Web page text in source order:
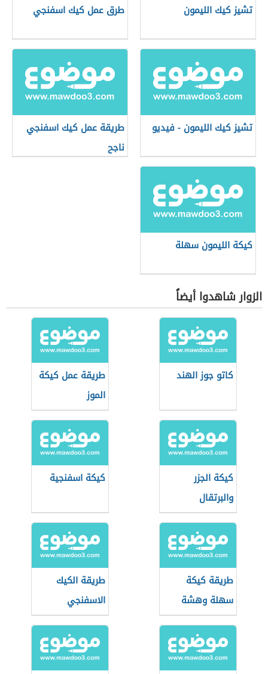
تشيز كيك الليمون طرق عمل كيك اسفنجي
تشيز كيك الليمون - فيديو
طريقة عمل كيك اسفنجي
ناجح
كيكة الليمون سهلة
الزوار شاهدوا أيضاً
كاتو جوز الهند
طريقة عمل كيكة
الموز
كيكة الجزر
والبرتقال
كيكة اسفنجية
طريقة كيكة
سهلة وهشة
طريقة الكيك
الاسفنجي